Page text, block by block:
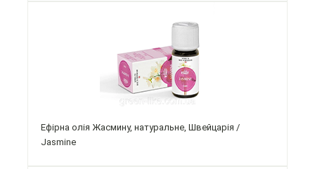
Ефірна олія Жасмину, натуральне, Швейцарія /
Jasmine